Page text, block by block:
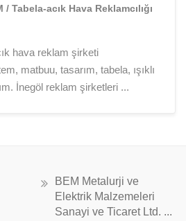
/ Tabela-acık Hava Reklamcılığı
hava reklam şirketi
matbuu, tasarım, tabela, ışıklı
İnegöl reklam şirketleri ...
BEM Metalurji ve
Elektrik Malzemeleri
Sanayi ve Ticaret Ltd. ...